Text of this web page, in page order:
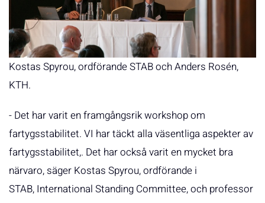
Kostas Spyrou, ordförande STAB och Anders Rosén,
KTH.
- Det har varit en framgångsrik workshop om
fartygsstabilitet. VI har täckt alla väsentliga aspekter av
fartygsstabilitet,. Det har också varit en mycket bra
närvaro, säger Kostas Spyrou, ordförande i
STAB, International Standing Committee, och professor